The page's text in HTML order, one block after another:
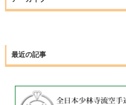
最近の記事